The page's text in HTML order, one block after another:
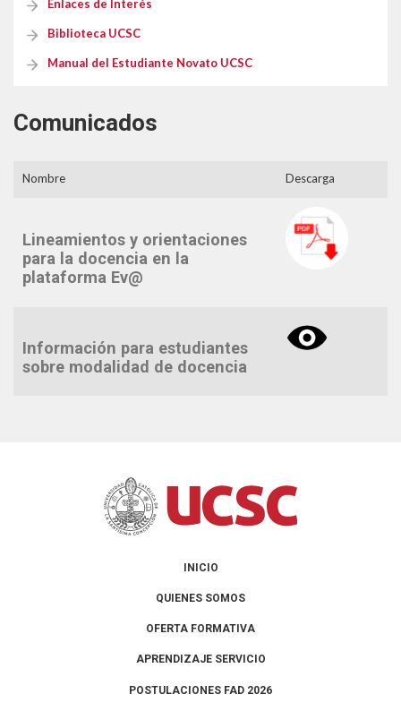
Formularios Ev@
Comunicados
Nombre Descarga
Lineamientos y orientaciones
para la docencia en la
plataforma Ev@
Información para estudiantes
sobre modalidad de docencia
Enlaces de Interés
Biblioteca UCSC
Manual del Estudiante Novato UCSC
INICIO
QUIENES SOMOS
OFERTA FORMATIVA
APRENDIZAJE SERVICIO
POSTULACIONES FAD 2026